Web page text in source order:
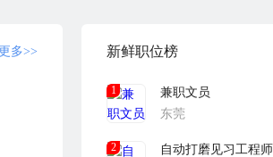
更多>> 新鲜职位榜
1
兼职文员
东莞
2
自动打磨见习工程师